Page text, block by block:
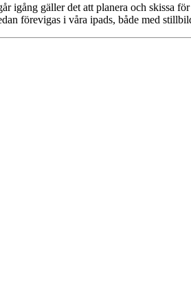
igång gäller det att planera och skissa
förevigas i våra ipads, både med